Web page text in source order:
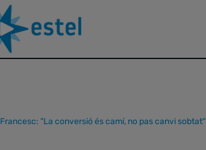
Francesc: "La conversió és camí, no pas canvi sobtat"